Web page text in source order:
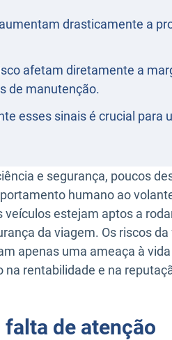
drasticamente a
afetam diretamente a
de manutenção.
esses sinais é crucial para
e segurança, poucos
humano ao
estejam aptos a
da viagem. Os riscos da
apenas uma ameaça à
rentabilidade e na
de atenção